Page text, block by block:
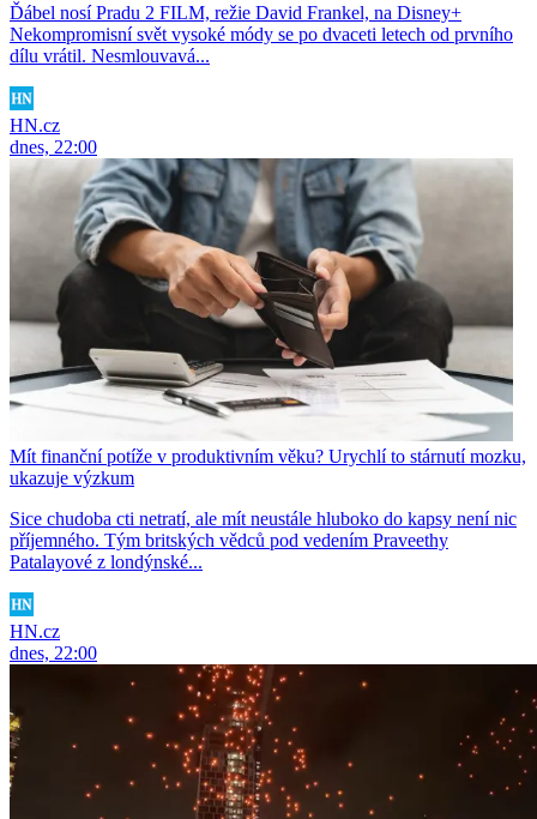
Ďábel nosí Pradu 2 FILM, režie David Frankel, na Disney+
Nekompromisní svět vysoké módy se po dvaceti letech od prvního
dílu vrátil. Nesmlouvavá...
HN.cz
dnes, 22:00
Mít finanční potíže v produktivním věku? Urychlí to stárnutí mozku,
ukazuje výzkum
Sice chudoba cti netratí, ale mít neustále hluboko do kapsy není nic
příjemného. Tým britských vědců pod vedením Praveethy
Patalayové z londýnské...
HN.cz
dnes, 22:00